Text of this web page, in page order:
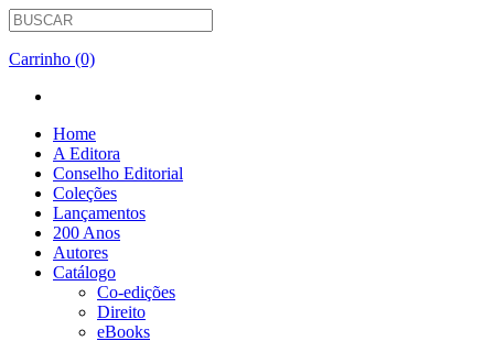
Carrinho (0)
Home
A Editora
Conselho Editorial
Coleções
Lançamentos
200 Anos
Autores
Catálogo
Co-edições
Direito
eBooks